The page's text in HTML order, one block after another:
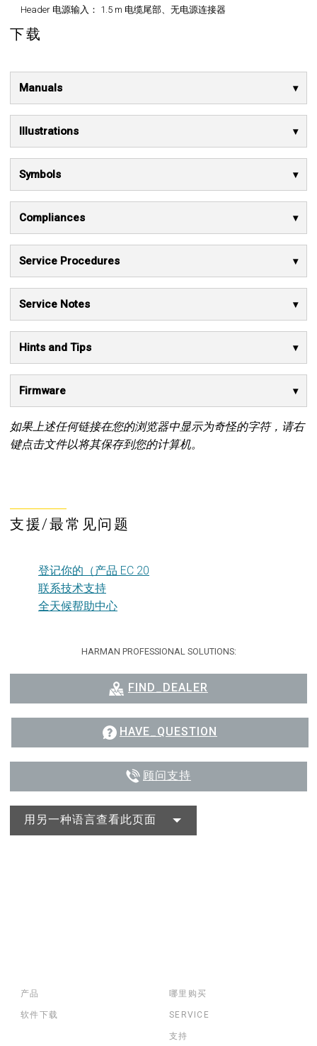
Header 电源输入： 1.5 m 电缆尾部、无电源连接器
下载
Manuals
Illustrations
Symbols
Compliances
Service Procedures
Service Notes
Hints and Tips
Firmware
如果上述任何链接在您的浏览器中显示为奇怪的字符，请右
键点击文件以将其保存到您的计算机。
支援/最常见问题
登记你的（产品 EC 20
联系技术支持
全天候帮助中心
HARMAN PROFESSIONAL SOLUTIONS:
FIND_DEALER
HAVE_QUESTION
顾问支持
用另一种语言查看此页面
产品
软件下载
哪里购买
SERVICE
支持